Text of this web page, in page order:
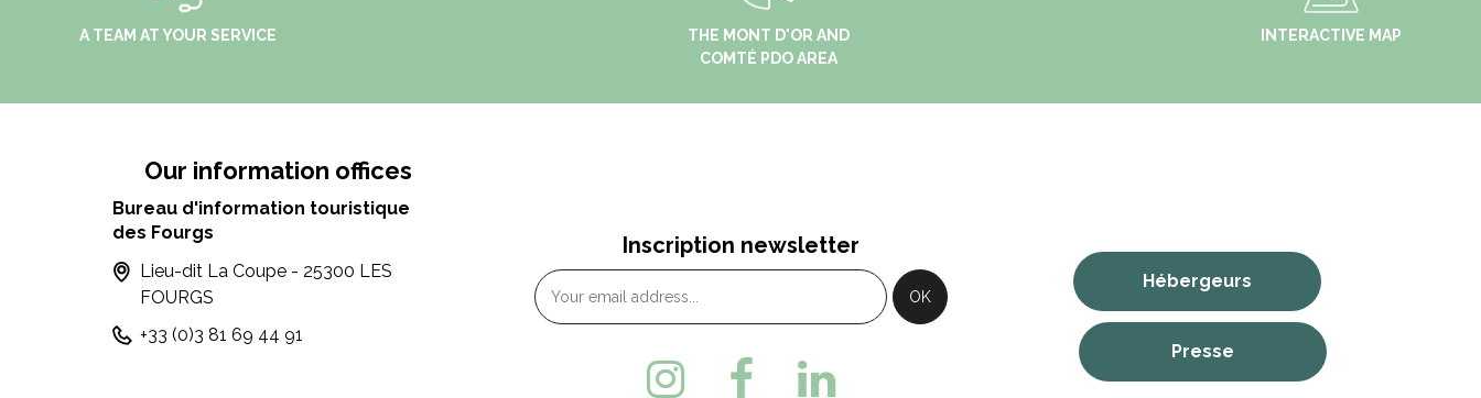
A TEAM AT YOUR SERVICE
THE MONT D'OR AND
COMTÉ PDO AREA
INTERACTIVE MAP
Our information offices
Bureau d'information touristique
des Fourgs
Lieu-dit La Coupe - 25300 LES
FOURGS
+33 (0)3 81 69 44 91
Inscription newsletter
Hébergeurs
Presse